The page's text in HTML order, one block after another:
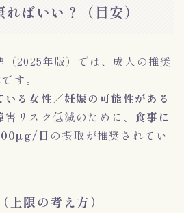
ばいい？（目安）
（2025年版）では、成人の推奨
す。
いる女性／妊娠の可能性がある
リスク低減のために、 食事に
日 の摂取が推奨されてい
限の考え方）